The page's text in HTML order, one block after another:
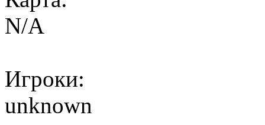
N/A
Игроки:
unknown